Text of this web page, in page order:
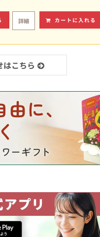
詳細 カートに入れる
はこちら